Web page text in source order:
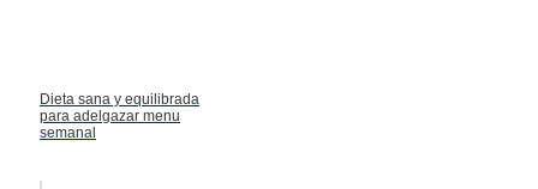
Dieta sana y equilibrada
para adelgazar menu
semanal